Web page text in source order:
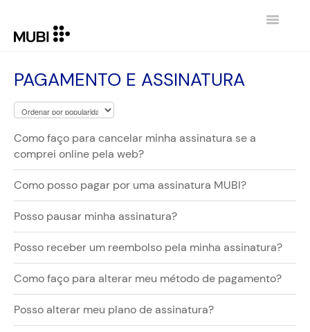
Toggle
VOLTAR PARA MUBI.COM
PAGAMENTO E ASSINATURA
Como faço para cancelar minha assinatura se a
comprei online pela web?
Como posso pagar por uma assinatura MUBI?
Posso pausar minha assinatura?
Posso receber um reembolso pela minha assinatura?
Como faço para alterar meu método de pagamento?
Posso alterar meu plano de assinatura?